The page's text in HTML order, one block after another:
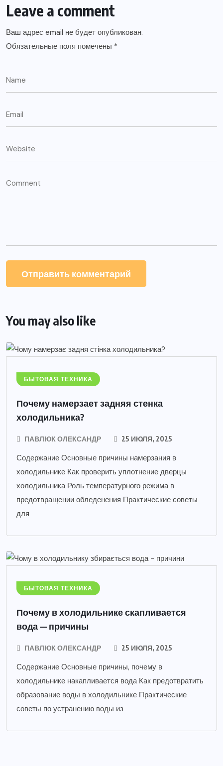
Leave a comment
Ваш адрес email не будет опубликован.
Обязательные поля помечены *
You may also like
БЫТОВАЯ ТЕХНИКА
Почему намерзает задняя стенка
холодильника?
ПАВЛЮК ОЛЕКСАНДР 25 ИЮЛЯ, 2025
Содержание Основные причины намерзания в
холодильнике Как проверить уплотнение дверцы
холодильника Роль температурного режима в
предотвращении обледенения Практические советы
для
БЫТОВАЯ ТЕХНИКА
Почему в холодильнике скапливается
вода — причины
ПАВЛЮК ОЛЕКСАНДР 25 ИЮЛЯ, 2025
Содержание Основные причины, почему в
холодильнике накапливается вода Как предотвратить
образование воды в холодильнике Практические
советы по устранению воды из